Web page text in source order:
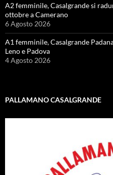
A2 femminile, Casalgrande si
ottobre a Camerano
6 Agosto 2026
A1 femminile, Casalgrande
Leno e Padova
4 Agosto 2026
PALLAMANO CASALGRANDE